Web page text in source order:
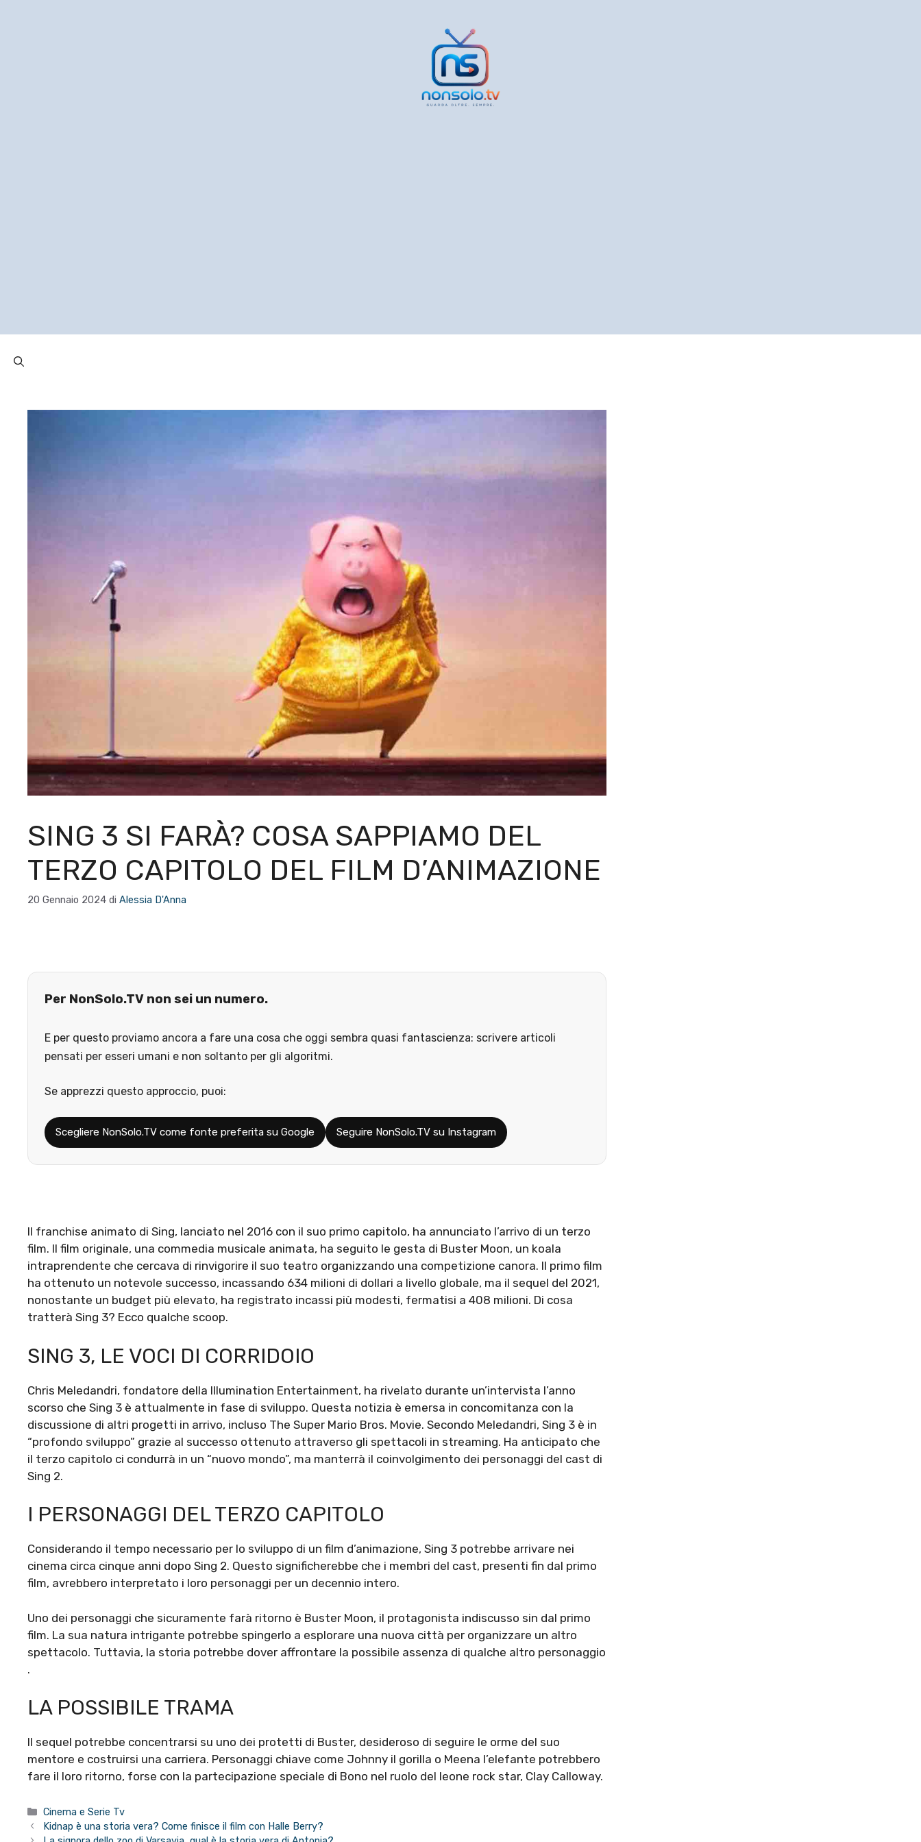
SING 3 SI FARÀ? COSA SAPPIAMO DEL
TERZO CAPITOLO DEL FILM D’ANIMAZIONE
20 Gennaio 2024 di Alessia D'Anna
Per NonSolo.TV non sei un numero.
E per questo proviamo ancora a fare una cosa che oggi sembra quasi fantascienza: scrivere articoli
pensati per esseri umani e non soltanto per gli algoritmi.
Se apprezzi questo approccio, puoi:
Scegliere NonSolo.TV come fonte preferita su Google Seguire NonSolo.TV su Instagram
Il franchise animato di Sing, lanciato nel 2016 con il suo primo capitolo, ha annunciato l’arrivo di un terzo
film. Il film originale, una commedia musicale animata, ha seguito le gesta di Buster Moon, un koala
intraprendente che cercava di rinvigorire il suo teatro organizzando una competizione canora. Il primo film
ha ottenuto un notevole successo, incassando 634 milioni di dollari a livello globale, ma il sequel del 2021,
nonostante un budget più elevato, ha registrato incassi più modesti, fermatisi a 408 milioni. Di cosa
tratterà Sing 3? Ecco qualche scoop.
SING 3, LE VOCI DI CORRIDOIO
Chris Meledandri, fondatore della Illumination Entertainment, ha rivelato durante un’intervista l’anno
scorso che Sing 3 è attualmente in fase di sviluppo. Questa notizia è emersa in concomitanza con la
discussione di altri progetti in arrivo, incluso The Super Mario Bros. Movie. Secondo Meledandri, Sing 3 è in
“profondo sviluppo” grazie al successo ottenuto attraverso gli spettacoli in streaming. Ha anticipato che
il terzo capitolo ci condurrà in un “nuovo mondo”, ma manterrà il coinvolgimento dei personaggi del cast di
Sing 2.
I PERSONAGGI DEL TERZO CAPITOLO
Considerando il tempo necessario per lo sviluppo di un film d’animazione, Sing 3 potrebbe arrivare nei
cinema circa cinque anni dopo Sing 2. Questo significherebbe che i membri del cast, presenti fin dal primo
film, avrebbero interpretato i loro personaggi per un decennio intero.
Uno dei personaggi che sicuramente farà ritorno è Buster Moon, il protagonista indiscusso sin dal primo
film. La sua natura intrigante potrebbe spingerlo a esplorare una nuova città per organizzare un altro
spettacolo. Tuttavia, la storia potrebbe dover affrontare la possibile assenza di qualche altro personaggio
.
LA POSSIBILE TRAMA
Il sequel potrebbe concentrarsi su uno dei protetti di Buster, desideroso di seguire le orme del suo
mentore e costruirsi una carriera. Personaggi chiave come Johnny il gorilla o Meena l’elefante potrebbero
fare il loro ritorno, forse con la partecipazione speciale di Bono nel ruolo del leone rock star, Clay Calloway.
Categorie
Cinema e Serie Tv
Kidnap è una storia vera? Come finisce il film con Halle Berry?